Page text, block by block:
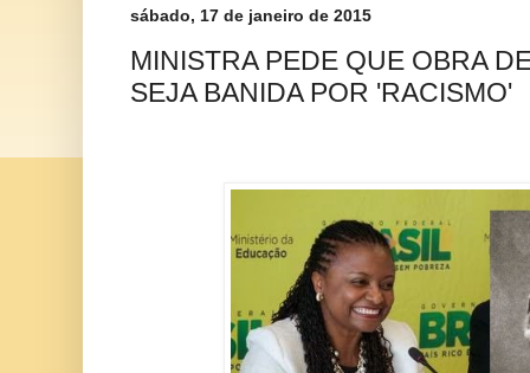
sábado, 17 de janeiro de 2015
MINISTRA PEDE QUE OBRA
SEJA BANIDA POR 'RACISMO'